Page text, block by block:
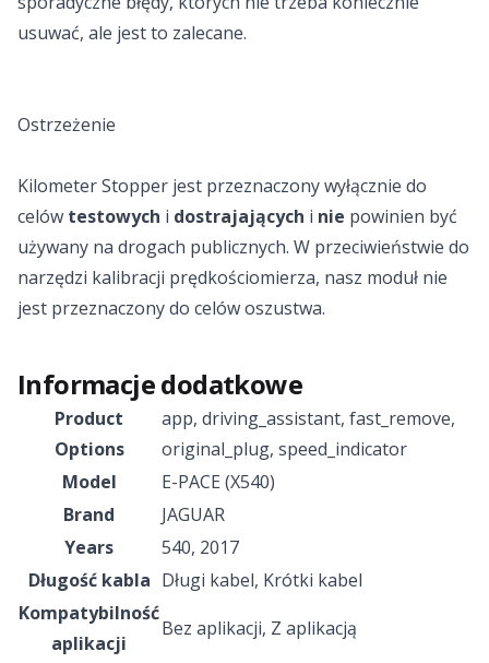
usuwać, ale jest to zalecane.
Ostrzeżenie
Kilometer Stopper jest przeznaczony wyłącznie do
celów testowych i dostrajających i nie powinien być
używany na drogach publicznych. W przeciwieństwie do
narzędzi kalibracji prędkościomierza, nasz moduł nie
jest przeznaczony do celów oszustwa.
Informacje dodatkowe
Product
Options
app, driving_assistant, fast_remove,
original_plug, speed_indicator
Model
E-PACE (X540)
Brand
JAGUAR
Years
540, 2017
Długość kabla Długi kabel, Krótki kabel
Kompatybilność
aplikacji
Bez aplikacji, Z aplikacją